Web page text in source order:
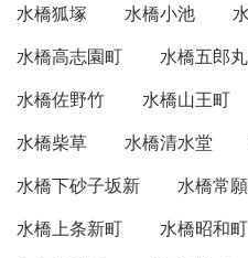
水橋狐塚
水橋小池
水橋高志園町
水橋五郎丸
水橋佐野竹
水橋山王町
水橋柴草
水橋清水堂
水橋下砂子坂新
水橋常
水橋上条新町
水橋昭和町